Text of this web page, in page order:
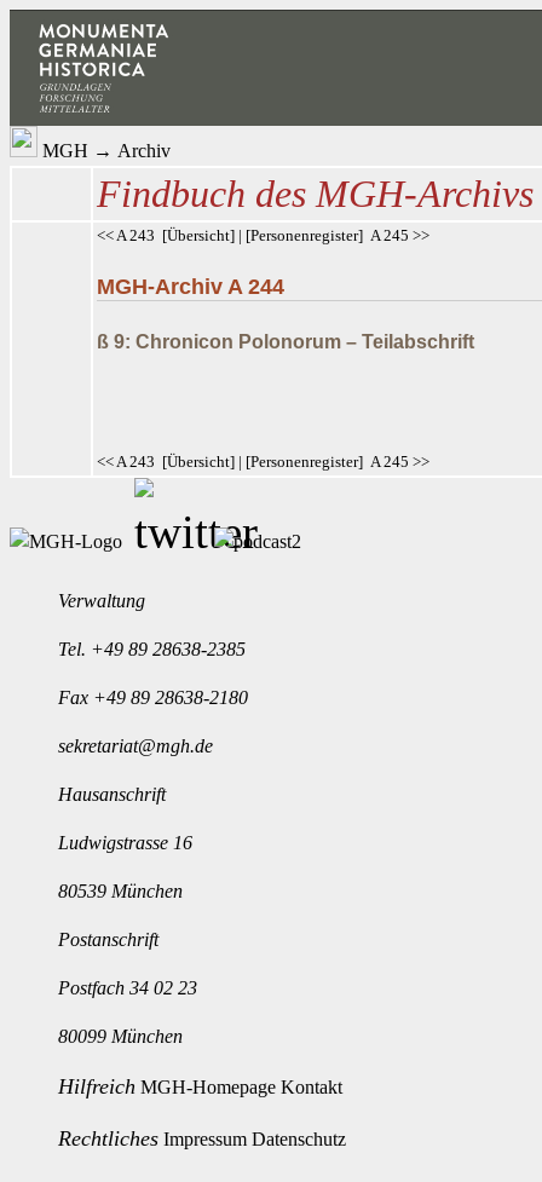
MGH → Archiv
Findbuch des MGH-Archivs
<< A 243 [Übersicht] | [Personenregister] A 245 >>
MGH-Archiv A 244
ß 9: Chronicon Polonorum – Teilabschrift
<< A 243 [Übersicht] | [Personenregister] A 245 >>
Verwaltung
Tel. +49 89 28638-2385
Fax +49 89 28638-2180
sekretariat@mgh.de
Hausanschrift
Ludwigstrasse 16
80539 München
Postanschrift
Postfach 34 02 23
80099 München
Hilfreich MGH-Homepage Kontakt
Rechtliches Impressum Datenschutz